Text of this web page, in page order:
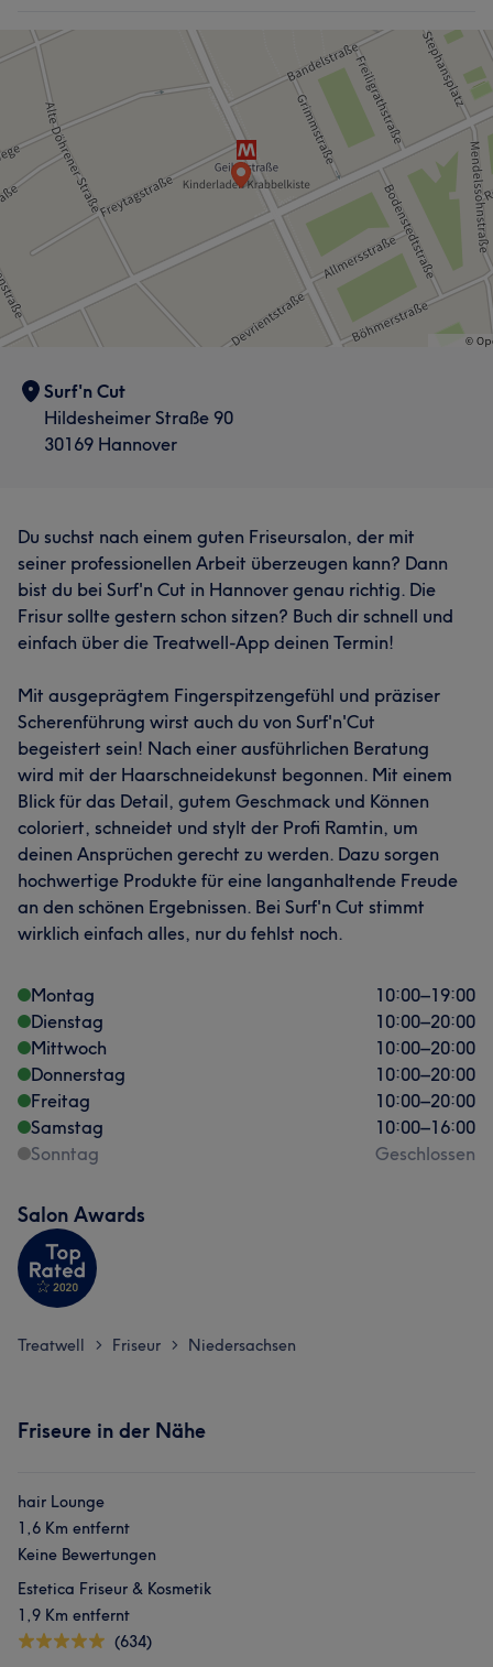
Surf'n Cut
Hildesheimer Straße 90
30169 Hannover
Du suchst nach einem guten Friseursalon, der mit
seiner professionellen Arbeit überzeugen kann? Dann
bist du bei Surf'n Cut in Hannover genau richtig. Die
Frisur sollte gestern schon sitzen? Buch dir schnell und
einfach über die Treatwell-App deinen Termin!
Mit ausgeprägtem Fingerspitzengefühl und präziser
Scherenführung wirst auch du von Surf'n'Cut
begeistert sein! Nach einer ausführlichen Beratung
wird mit der Haarschneidekunst begonnen. Mit einem
Blick für das Detail, gutem Geschmack und Können
coloriert, schneidet und stylt der Profi Ramtin, um
deinen Ansprüchen gerecht zu werden. Dazu sorgen
hochwertige Produkte für eine langanhaltende Freude
an den schönen Ergebnissen. Bei Surf'n Cut stimmt
wirklich einfach alles, nur du fehlst noch.
Montag 10:00–19:00
Dienstag
10:00–20:00
Mittwoch
10:00–20:00
Donnerstag
10:00–20:00
Freitag
10:00–20:00
Samstag
10:00–16:00
Sonntag
Geschlossen
Salon Awards
Treatwell > Friseur > Niedersachsen
Friseure in der Nähe
hair Lounge
1,6 Km entfernt
Keine Bewertungen
Estetica Friseur & Kosmetik
1,9 Km entfernt
(634)